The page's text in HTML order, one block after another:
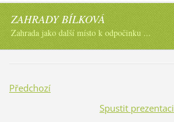
ZAHRADY BÍLKOVÁ
Zahrada jako další místo k odpočinku ...
Předchozí
Spustit prezentaci